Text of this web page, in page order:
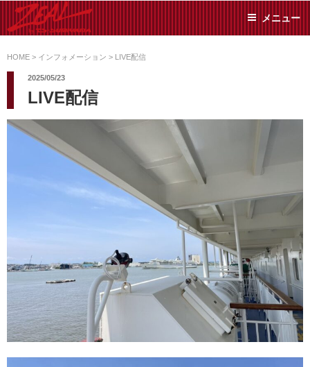
ン
ツ
ス
キ
SUMIYAMA
た日常メンテから各種チ
ューニングまで、車に関
リーでお任せください!
メニュー
HOME > インフォメーション > LIVE配信
2025/05/23
LIVE配信